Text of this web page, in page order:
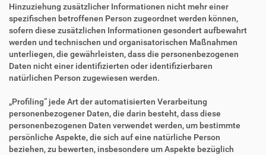
Hinzuziehung zusätzlicher Informationen nicht mehr einer
spezifischen betroffenen Person zugeordnet werden können,
sofern diese zusätzlichen Informationen gesondert aufbewahrt
werden und technischen und organisatorischen Maßnahmen
unterliegen, die gewährleisten, dass die personenbezogenen
Daten nicht einer identifizierten oder identifizierbaren
natürlichen Person zugewiesen werden.
„Profiling“ jede Art der automatisierten Verarbeitung
personenbezogener Daten, die darin besteht, dass diese
personenbezogenen Daten verwendet werden, um bestimmte
persönliche Aspekte, die sich auf eine natürliche Person
beziehen, zu bewerten, insbesondere um Aspekte bezüglich